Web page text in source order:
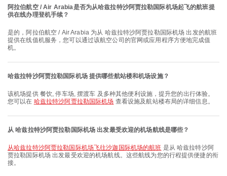
阿拉伯航空 / Air Arabia是否为从哈兹拉特沙阿贾拉勒国际机场起飞的航班提
供在线办理登机手续？
是的，阿拉伯航空 / Air Arabia 为从 哈兹拉特沙阿贾拉勒国际机场 出发的航班
提供在线值机服务，您可以通过该航空公司的官网或应用程序方便地完成值
机。
哈兹拉特沙阿贾拉勒国际机场 提供哪些航站楼和机场设施？
该机场提供 餐饮, 停车场, 摆渡车 及多种其他便利设施，提升您的出行体验。
您可以在 哈兹拉特沙阿贾拉勒国际机场 查看设施及航站楼布局的详细信息。
从 哈兹拉特沙阿贾拉勒国际机场 出发最受欢迎的机场航线是哪些？
从哈兹拉特沙阿贾拉勒国际机场飞往沙迦国际机场的航班 是从 哈兹拉特沙阿
贾拉勒国际机场 出发最受欢迎的机场航线。这些航线为您的行程提供便捷的衔
接。